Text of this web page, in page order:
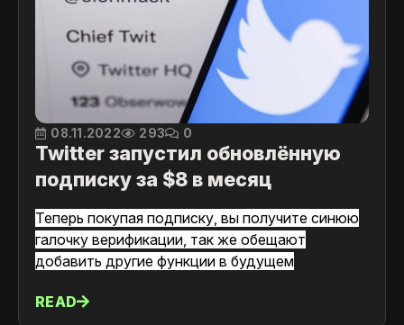
08.11.2022 293 0
Twitter запустил обновлённую
подписку за $8 в месяц
Теперь покупая подписку, вы получите синюю
галочку верификации, так же обещают
добавить другие функции в будущем
READ